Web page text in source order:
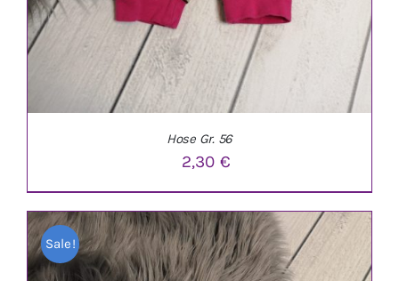
Hose Gr. 56
2,30€
Sale!